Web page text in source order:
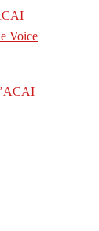
Voice